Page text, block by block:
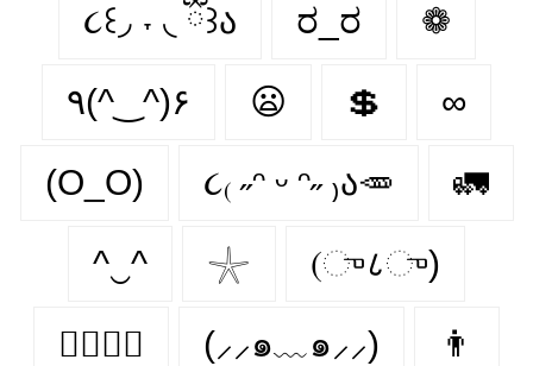
૮꒰◞ ˕ ◟ ྀི꒱ა ರ_ರ ❁
٩(^‿^)۶ 😦 💲 ∞
(O_O) ૮₍ ˶ᵔ ᵕ ᵔ˶ ₎ა🥕 🚛
^‿^ 𓇼 (ு८ு)
👩‍❤️‍💋‍👩 (⸝⸝๑﹏๑⸝⸝) 👨